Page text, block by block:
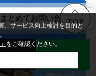
まとめてお問い合わせ
い合わせ LINE
TOP
、サービス向上検討を目的と
をご確認ください。